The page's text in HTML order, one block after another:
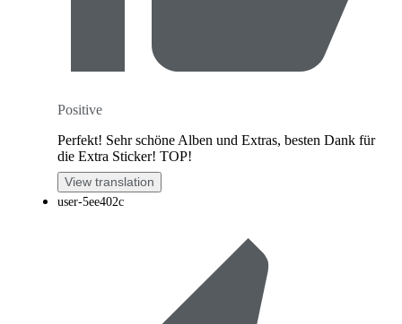
Positive
Perfekt! Sehr schöne Alben und Extras, besten Dank für
die Extra Sticker! TOP!
View translation
user-5ee402c